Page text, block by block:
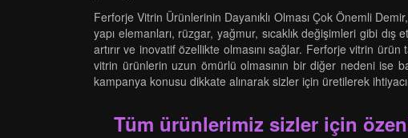
Ferforje Vitrin Ürünlerinin Dayanıklı Olması Çok Önemli
yapı elemanları, rüzgar, yağmur, sıcaklık değişimleri gibi dış
artırır ve inovatif özellikte olmasını sağlar. Ferforje vitrin
vitrin ürünlerin uzun ömürlü olmasının bir diğer nedeni ise
kampanya konusu dikkate alınarak sizler için üretilerek
Tüm ürünlerimiz sizler için